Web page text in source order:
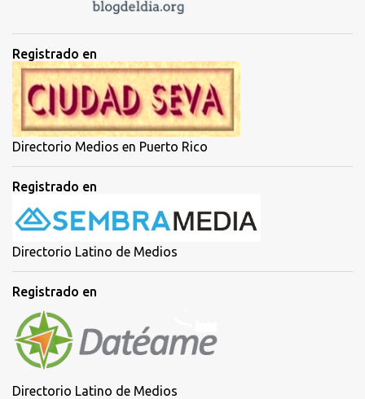
a
r
i
o
Registrado en
Directorio Medios en Puerto Rico
Registrado en
Directorio Latino de Medios
Registrado en
Directorio Latino de Medios